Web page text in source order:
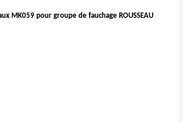
MK059 pour groupe de fauchage ROUSSEAU